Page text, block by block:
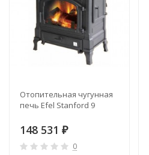
Отопительная чугунная
печь Efel Stanford 9
148 531 ₽
0